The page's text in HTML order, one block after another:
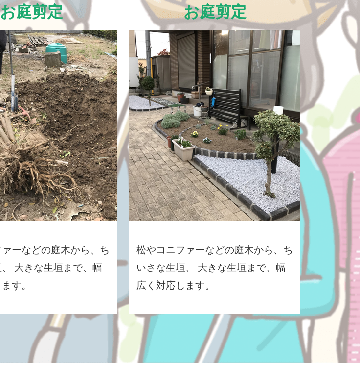
お庭剪定
ーなどの庭木から、ち
大きな生垣まで、幅
す。
お庭剪定
松やコニファーなどの庭木から、ち
いさな生垣、 大きな生垣まで、幅
広く対応します。